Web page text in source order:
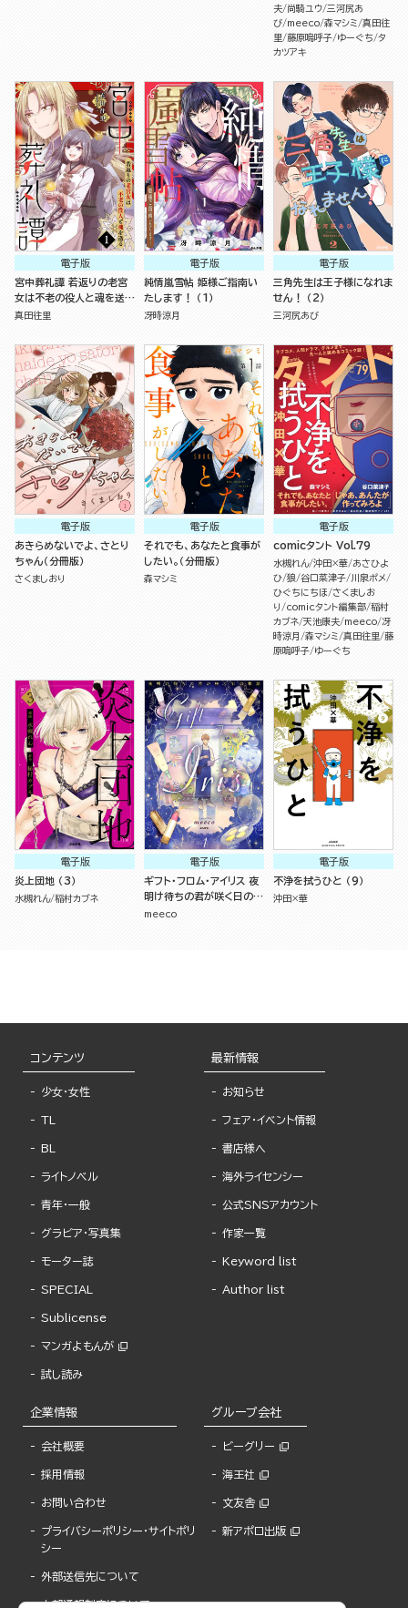
夫 尚騎ユウ 三河尻あ
び meeco 森マシミ 真田往
里 藤原嗚呼子 ゆーぐち タ
カツアキ
電子版
宮中葬礼譚 若返りの老宮
女は不老の役人と魂を送る
（分冊版）
真田往里
電子版
純情嵐雪帖 姫様ご指南い
たします！ （1）
冴時涼月
電子版
三角先生は王子様になれま
せん！ （2）
三河尻あび
電子版
あきらめないでよ、さとり
ちゃん（分冊版）
さくましおり
電子版
それでも、あなたと食事が
したい。（分冊版）
森マシミ
電子版
comicタント Vol.79
水槻れん 沖田×華 あさひよ
ひ 狼 谷口菜津子 川泉ポメ
ひぐちにちほ さくましお
り
comicタント編集部 稲村
カブネ 天池康夫 meeco 冴
時涼月
森マシミ 真田往里 藤
原嗚呼子 ゆーぐち
電子版
炎上団地 （3）
水槻れん 稲村カブネ
電子版
ギフト・フロム・アイリス 夜
明け待ちの君が咲く日の物
語 （1）
meeco
電子版
不浄を拭うひと （9）
沖田×華
コンテンツ
少女・女性
TL
BL
ライトノベル
青年・一般
グラビア・写真集
モーター誌
SPECIAL
Sublicense
マンガよもんが
試し読み
最新情報
お知らせ
フェア・イベント情報
書店様へ
海外ライセンシー
公式SNSアカウント
作家一覧
Keyword list
Author list
企業情報
会社概要
採用情報
お問い合わせ
プライバシーポリシー・サイトポリ
シー
外部送信先について
内部通報制度について
グループ会社
ビーグリー
海王社
文友舎
新アポロ出版